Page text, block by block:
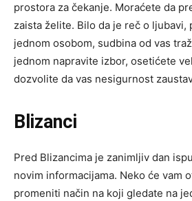
prostora za čekanje. Moraćete da
zaista želite. Bilo da je reč o ljubavi,
jednom osobom, sudbina od vas
jednom napravite izbor, osetićete
dozvolite da vas nesigurnost
Blizanci
Pred Blizancima je zanimljiv dan
novim informacijama. Neko će vam
promeniti način na koji gledate na